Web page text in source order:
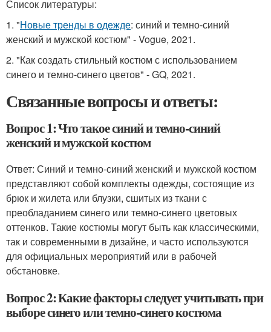
Список литературы:
1. "Новые тренды в одежде: синий и темно-синий
женский и мужской костюм" - Vogue, 2021.
2. "Как создать стильный костюм с использованием
синего и темно-синего цветов" - GQ, 2021.
Связанные вопросы и ответы:
Вопрос 1: Что такое синий и темно-синий
женский и мужской костюм
Ответ: Синий и темно-синий женский и мужской костюм
представляют собой комплекты одежды, состоящие из
брюк и жилета или блузки, сшитых из ткани с
преобладанием синего или темно-синего цветовых
оттенков. Такие костюмы могут быть как классическими,
так и современными в дизайне, и часто используются
для официальных мероприятий или в рабочей
обстановке.
Вопрос 2: Какие факторы следует учитывать при
выборе синего или темно-синего костюма